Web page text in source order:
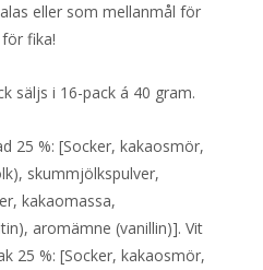
eller som mellanmål för
fika!
säljs i 16-pack á 40 gram.
25 %: [Socker, kakaosmör,
skummjölkspulver,
kakaomassa,
aromämne (vanillin)]. Vit
25 %: [Socker, kakaosmör,